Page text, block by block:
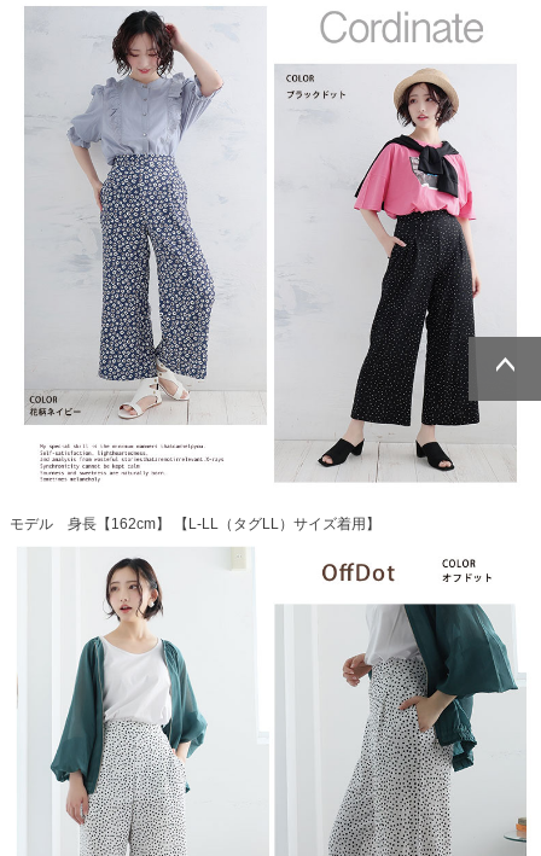
モデル 身長【162cm】 【L-LL（タグLL）サイズ着用】
ページトッ
プへ
ページトッ
プへ